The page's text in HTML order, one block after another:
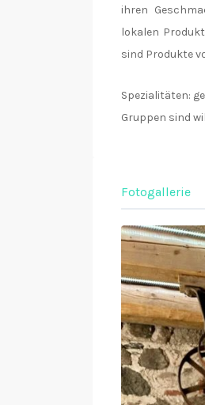
ihren
lokalen
sind Produkte
Spezialitäten:
Gruppen sind
Fotogallerie